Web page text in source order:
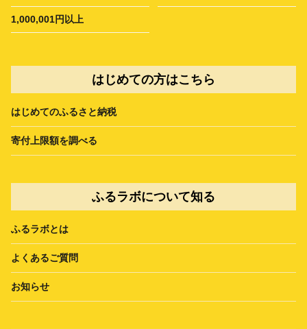
1,000,001円以上
はじめての方はこちら
はじめてのふるさと納税
寄付上限額を調べる
ふるラボについて知る
ふるラボとは
よくあるご質問
お知らせ